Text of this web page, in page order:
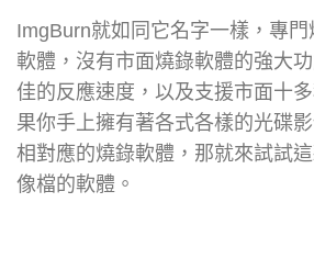
ImgBurn就如同它名字一樣，專
軟體，沒有市面燒錄軟體的強大
佳的反應速度，以及支援市面十
果你手上擁有著各式各樣的光碟
相對應的燒錄軟體，那就來試試
像檔的軟體。